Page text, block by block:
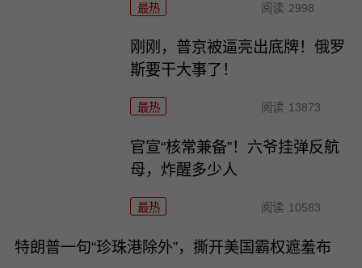
最热 阅读 2998
刚刚，普京被逼亮出底牌！俄罗
斯要干大事了！
最热 阅读 13873
官宣“核常兼备”！六爷挂弹反航
母，炸醒多少人
最热 阅读 10583
特朗普一句“珍珠港除外”，撕开美国霸权遮羞布